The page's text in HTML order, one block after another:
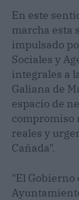
En este
marcha esta
impulsado
Sociales y
integrales a
Galiana de
espacio de
compromiso
reales y
Cañada".
"El Gobierno